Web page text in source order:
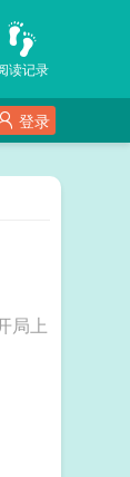
读记录
登录
局上